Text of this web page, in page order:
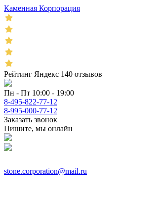
Каменная Корпорация
Рейтинг Яндекс 140 отзывов
Пн - Пт 10:00 - 19:00
8-495-822-77-12
8-995-000-77-12
Заказать звонок
Пишите, мы онлайн
stone.corporation@mail.ru